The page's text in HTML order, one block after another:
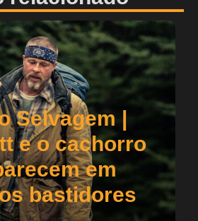
Selvagem |
e o cachorro
em
bastidores